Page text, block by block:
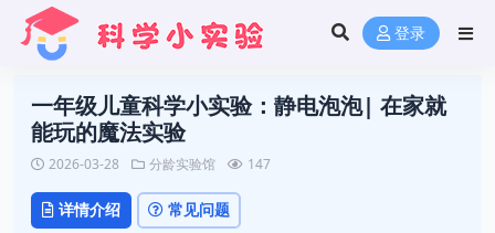
登录
一年级儿童科学小实验：静电泡泡| 在家就
能玩的魔法实验
2026-03-28 分龄实验馆 147
详情介绍 常见问题